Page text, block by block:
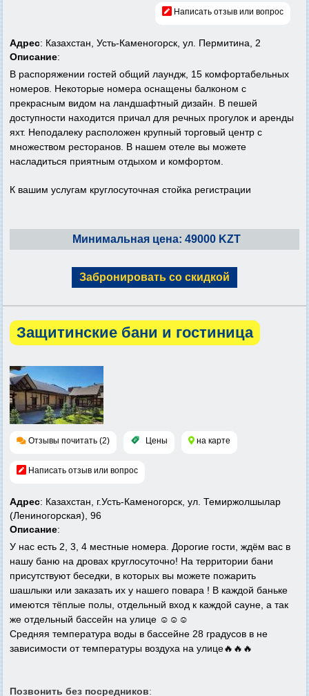
Написать отзыв или вопрос
Адрес: Казахстан, Усть-Каменогорск, ул. Пермитина, 2
Описание:
В распоряжении гостей общий лаундж, 15 комфортабельных
номеров. Некоторые номера оснащены балконом с
прекрасным видом на ландшафтный дизайн. В пешей
доступности находится причал для речных прогулок и аренды
яхт. Неподалеку расположен крупный торговый центр с
множеством ресторанов. В нашем отеле вы можете
насладиться приятным отдыхом и комфортом.
К вашим услугам круглосуточная стойка регистрации
Минимальная цена: 49000 KZT
Забронировать со скидкой
Защитинские бани и гостиница
Отзывы почитать (2) Цены на карте
Написать отзыв или вопрос
Адрес: Казахстан, г.Усть-Каменогорск, ул. Темиржолшылар
(Лениногорская), 96
Описание:
У нас есть 2, 3, 4 местные номера. Дорогие гости, ждём вас в
нашу баню на дровах круглосуточно! На территории бани
присутствуют беседки, в которых вы можете пожарить
шашлыки или заказать их у нашего повара ! В каждой баньке
имеются тёплые полы, отдельный вход к каждой сауне, а так
же отдельный бассейн на улице ☺️☺️☺️
Средняя температура воды в бассейне 28 градусов в не
зависимости от температуры воздуха на улице🔥🔥🔥
Позвонить без посредников: